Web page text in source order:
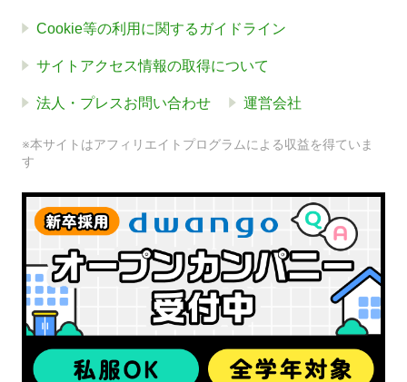
Cookie等の利用に関するガイドライン
サイトアクセス情報の取得について
法人・プレスお問い合わせ 運営会社
※本サイトはアフィリエイトプログラムによる収益を得ていま
す